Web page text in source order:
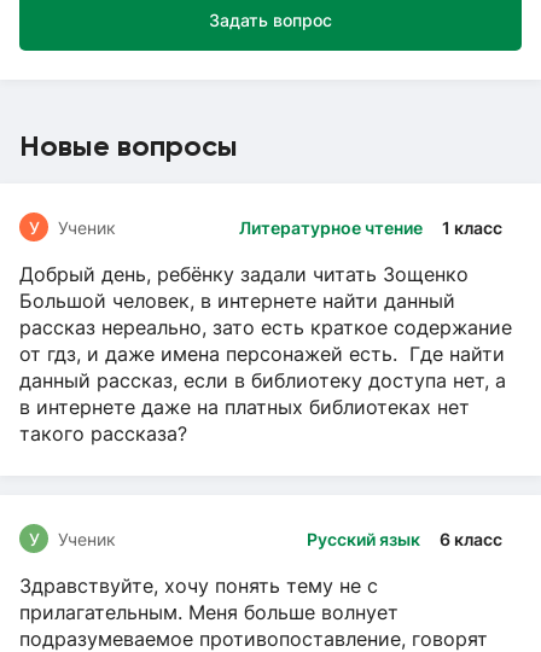
Задать вопрос
Новые вопросы
Литературное чтение 1 класс
У Ученик
Добрый день, ребёнку задали читать Зощенко
Большой человек, в интернете найти данный
рассказ нереально, зато есть краткое содержание
от гдз, и даже имена персонажей есть. Где найти
данный рассказ, если в библиотеку доступа нет, а
в интернете даже на платных библиотеках нет
такого рассказа?
Русский язык 6 класс
У Ученик
Здравствуйте, хочу понять тему не с
прилагательным. Меня больше волнует
подразумеваемое противопоставление, говорят